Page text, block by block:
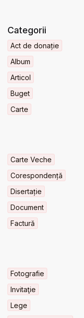
Categorii
Act de donație
Album
Articol
Buget
Carte
Carte Veche
Corespondență
Disertație
Document
Factură
Fotografie
Invitaţie
Lege